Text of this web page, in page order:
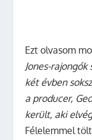
Ezt olvasom
Jones-
két évben
a producer,
került, aki
Félelemmel